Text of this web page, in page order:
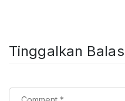
Tinggalkan